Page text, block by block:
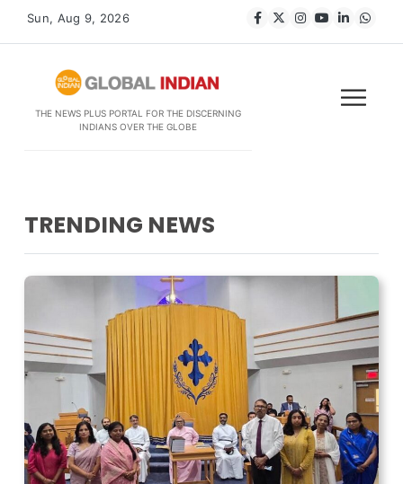
Sun, Aug 9, 2026
THE NEWS PLUS PORTAL FOR THE DISCERNING
INDIANS OVER THE GLOBE
TRENDING NEWS